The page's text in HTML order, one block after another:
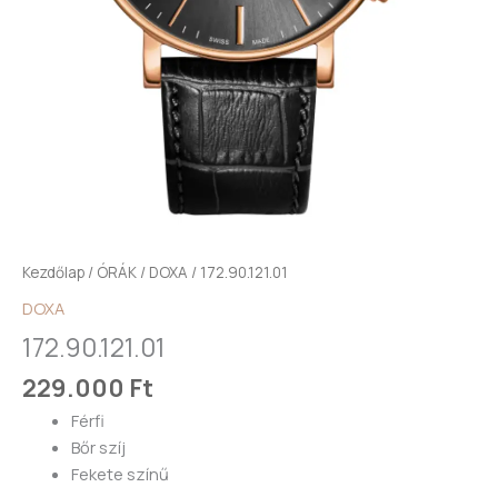
Kezdőlap / ÓRÁK / DOXA / 172.90.121.01
DOXA
172.90.121.01
229.000 Ft
Férfi
Bőr szíj
Fekete színű